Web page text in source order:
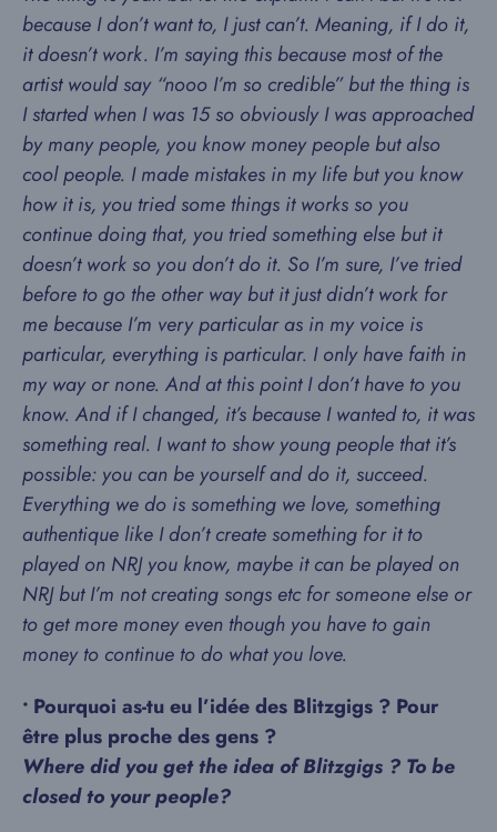
because I don’t want to, I just can’t. Meaning, if I do it,
it doesn’t work. I’m saying this because most of the
artist would say “nooo I’m so credible” but the thing is
I started when I was 15 so obviously I was approached
by many people, you know money people but also
cool people. I made mistakes in my life but you know
how it is, you tried some things it works so you
continue doing that, you tried something else but it
doesn’t work so you don’t do it. So I’m sure, I’ve tried
before to go the other way but it just didn’t work for
me because I’m very particular as in my voice is
particular, everything is particular. I only have faith in
my way or none. And at this point I don’t have to you
know. And if I changed, it’s because I wanted to, it was
something real. I want to show young people that it’s
possible: you can be yourself and do it, succeed.
Everything we do is something we love, something
authentique like I don’t create something for it to
played on NRJ you know, maybe it can be played on
NRJ but I’m not creating songs etc for someone else or
to get more money even though you have to gain
money to continue to do what you love.
• Pourquoi as-tu eu l’idée des Blitzgigs ? Pour
être plus proche des gens ?
Where did you get the idea of Blitzgigs ? To be
closed to your people?